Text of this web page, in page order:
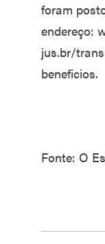
foram
endereço:
jus.br/
beneficios.
Fonte: O